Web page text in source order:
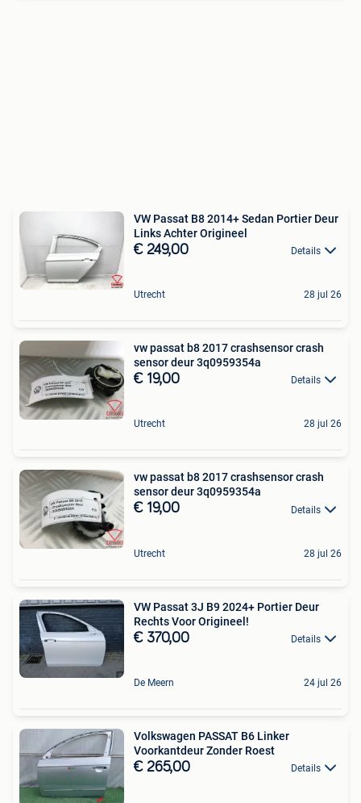
VW Passat B8 2014+ Sedan Portier Deur
Links Achter Origineel
€ 249,00 Details
Utrecht 28 jul 26
vw passat b8 2017 crashsensor crash
sensor deur 3q0959354a
€ 19,00 Details
Utrecht 28 jul 26
vw passat b8 2017 crashsensor crash
sensor deur 3q0959354a
€ 19,00 Details
Utrecht 28 jul 26
VW Passat 3J B9 2024+ Portier Deur
Rechts Voor Origineel!
€ 370,00 Details
De Meern 24 jul 26
Volkswagen PASSAT B6 Linker
Voorkantdeur Zonder Roest
€ 265,00 Details